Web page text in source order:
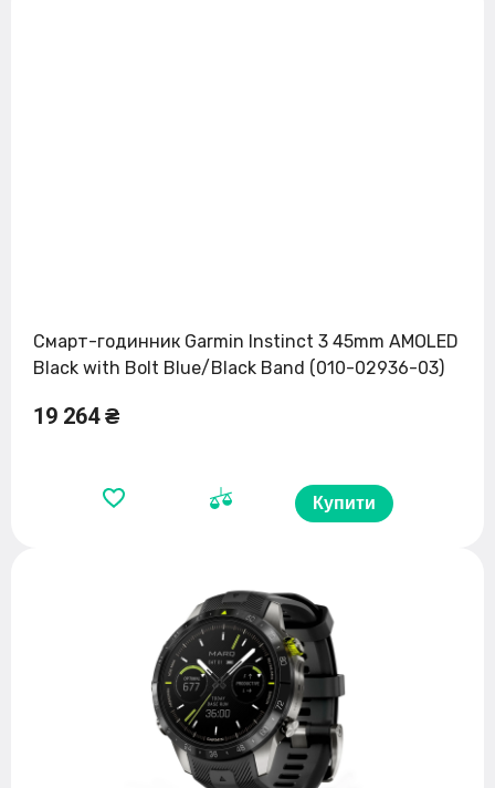
Смарт-годинник Garmin Instinct 3 45mm AMOLED
Black with Bolt Blue/Black Band (010-02936-03)
19 264 ₴
Купити